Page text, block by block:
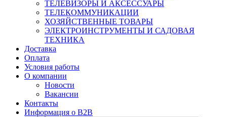
ТЕЛЕВИЗОРЫ И АКСЕССУАРЫ
ТЕЛЕКОММУНИКАЦИИ
ХОЗЯЙСТВЕННЫЕ ТОВАРЫ
ЭЛЕКТРОИНСТРУМЕНТЫ И САДОВАЯ
ТЕХНИКА
Доставка
Оплата
Условия работы
О компании
Новости
Вакансии
Контакты
Информация о B2B